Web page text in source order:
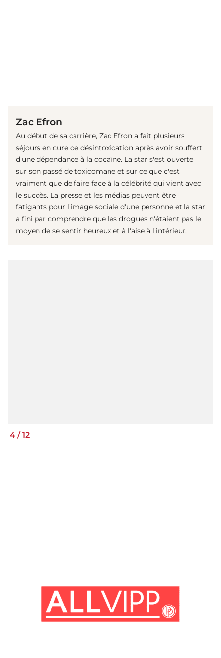
Zac Efron
Au début de sa carrière, Zac Efron a fait plusieurs
séjours en cure de désintoxication après avoir souffert
d'une dépendance à la cocaïne. La star s'est ouverte
sur son passé de toxicomane et sur ce que c'est
vraiment que de faire face à la célébrité qui vient avec
le succès. La presse et les médias peuvent être
fatigants pour l'image sociale d'une personne et la star
a fini par comprendre que les drogues n'étaient pas le
moyen de se sentir heureux et à l'aise à l'intérieur.
4 / 12